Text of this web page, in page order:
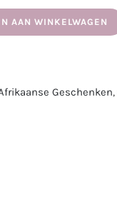
AAN WINKELWAGEN
Geschenken,